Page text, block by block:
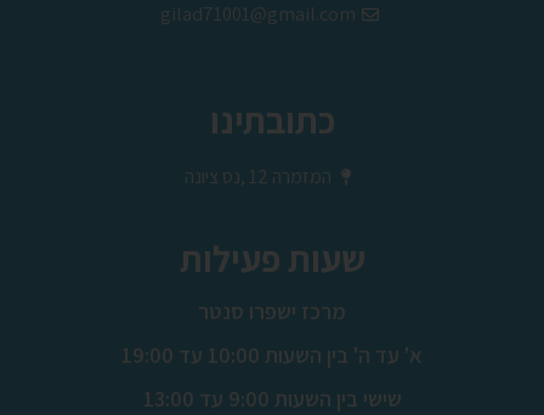
gilad71001@gmail.com
כתובתינו
המזמרה 12 ,נס ציונה
שעות פעילות
מרכז ישפרו סנטר
א' עד ה' בין השעות 10:00 עד 19:00
שישי בין השעות 9:00 עד 13:00